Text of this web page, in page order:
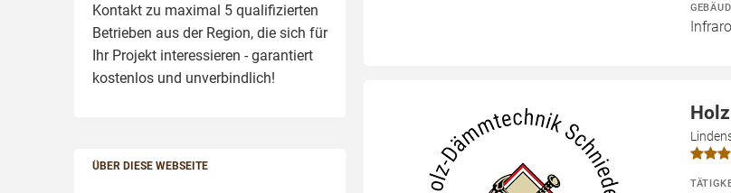
Kontakt zu maximal 5 qualifizierten
Betrieben aus der Region, die sich für
Ihr Projekt interessieren - garantiert
kostenlos und unverbindlich!
ÜBER DIESE WEBSEITE